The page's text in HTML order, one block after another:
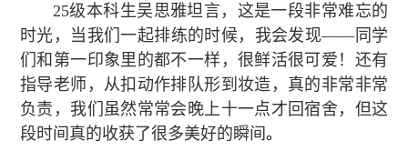
25级本科生吴思雅坦言，这是一段非常难忘的
时光，当我们一起排练的时候，我会发现——同学
们和第一印象里的都不一样，很鲜活很可爱！还有
指导老师，从扣动作排队形到妆造，真的非常非常
负责，我们虽然常常会晚上十一点才回宿舍，但这
段时间真的收获了很多美好的瞬间。